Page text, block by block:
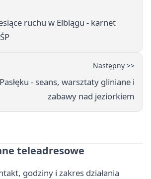
ruchu w Elblągu - karnet
Następny >>
- seans, warsztaty gliniane i
zabawy nad jeziorkiem
teleadresowe
godziny i zakres działania